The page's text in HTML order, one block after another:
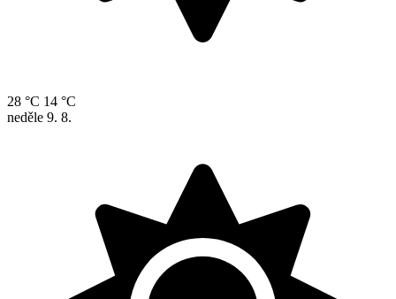
28 °C 14 °C
neděle 9. 8.